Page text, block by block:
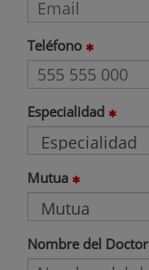
Teléfono
Especialidad
Mutua
Nombre del Doctor